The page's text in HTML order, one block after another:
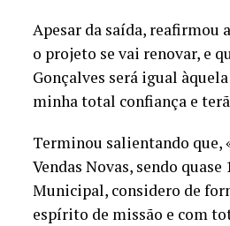
Apesar da saída, reafirmou
o projeto se vai renovar, e
Gonçalves será igual
minha total confiança e
Terminou salientando que,
Vendas Novas, sendo
Municipal, considero de
espírito de missão e com